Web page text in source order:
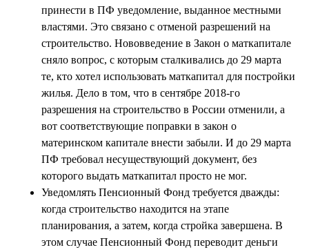
принести в ПФ уведомление, выданное местными
властями. Это связано с отменой разрешений на
строительство. Нововведение в Закон о маткапитале
сняло вопрос, с которым сталкивались до 29 марта
те, кто хотел использовать маткапитал для постройки
жилья. Дело в том, что в сентябре 2018-го
разрешения на строительство в России отменили, а
вот соответствующие поправки в закон о
материнском капитале внести забыли. И до 29 марта
ПФ требовал несуществующий документ, без
которого выдать маткапитал просто не мог.
Уведомлять Пенсионный Фонд требуется дважды:
когда строительство находится на этапе
планирования, а затем, когда стройка завершена. В
этом случае Пенсионный Фонд переводит деньги